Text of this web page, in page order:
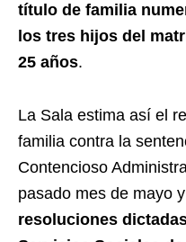
título de familia
los tres hijos del
25 años.
La Sala estima así el
familia contra la
Contencioso
pasado mes de mayo y
resoluciones